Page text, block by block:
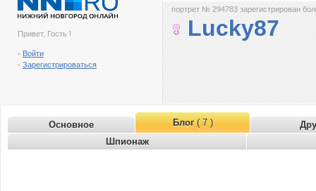
Привет, Гость !
- Войти
- Зарегистрироваться
портрет № 294783 зарегистрирован
Lucky87
Основное Блог( 7 )
Шпионаж